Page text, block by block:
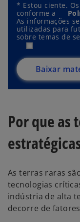
* Estou ciente.
conforme a
As informações
utilizadas para
sobre temas de
Baixar
Por que as
As terras raras
tecnologias
indústria de alta
decorre de